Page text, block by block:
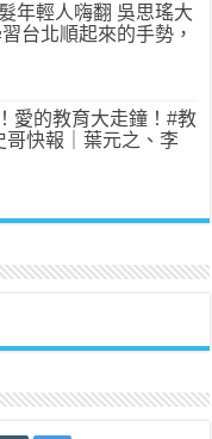
年輕人嗨翻 吳思瑤大
台北順起來的手勢，
愛的教育大走鐘！#教
哥快報｜葉元之、李